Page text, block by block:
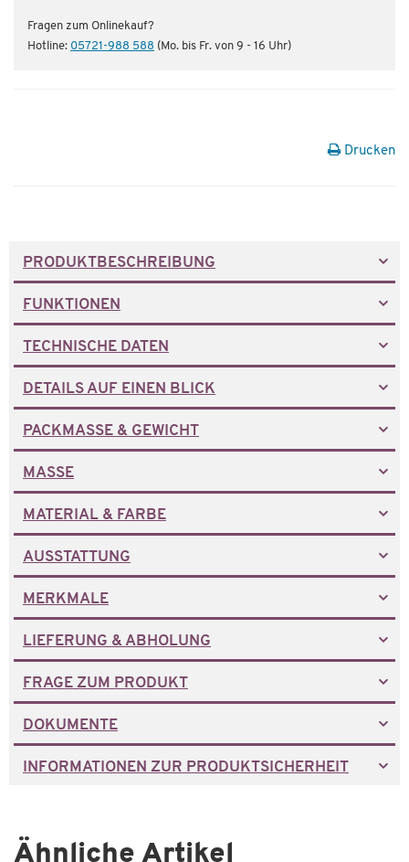
Fragen zum Onlinekauf?
Hotline: 05721-988 588 (Mo. bis Fr. von 9 - 16 Uhr)
Drucken
PRODUKTBESCHREIBUNG
FUNKTIONEN
TECHNISCHE DATEN
DETAILS AUF EINEN BLICK
PACKMASSE & GEWICHT
MASSE
MATERIAL & FARBE
AUSSTATTUNG
MERKMALE
LIEFERUNG & ABHOLUNG
FRAGE ZUM PRODUKT
DOKUMENTE
INFORMATIONEN ZUR PRODUKTSICHERHEIT
Ähnliche Artikel